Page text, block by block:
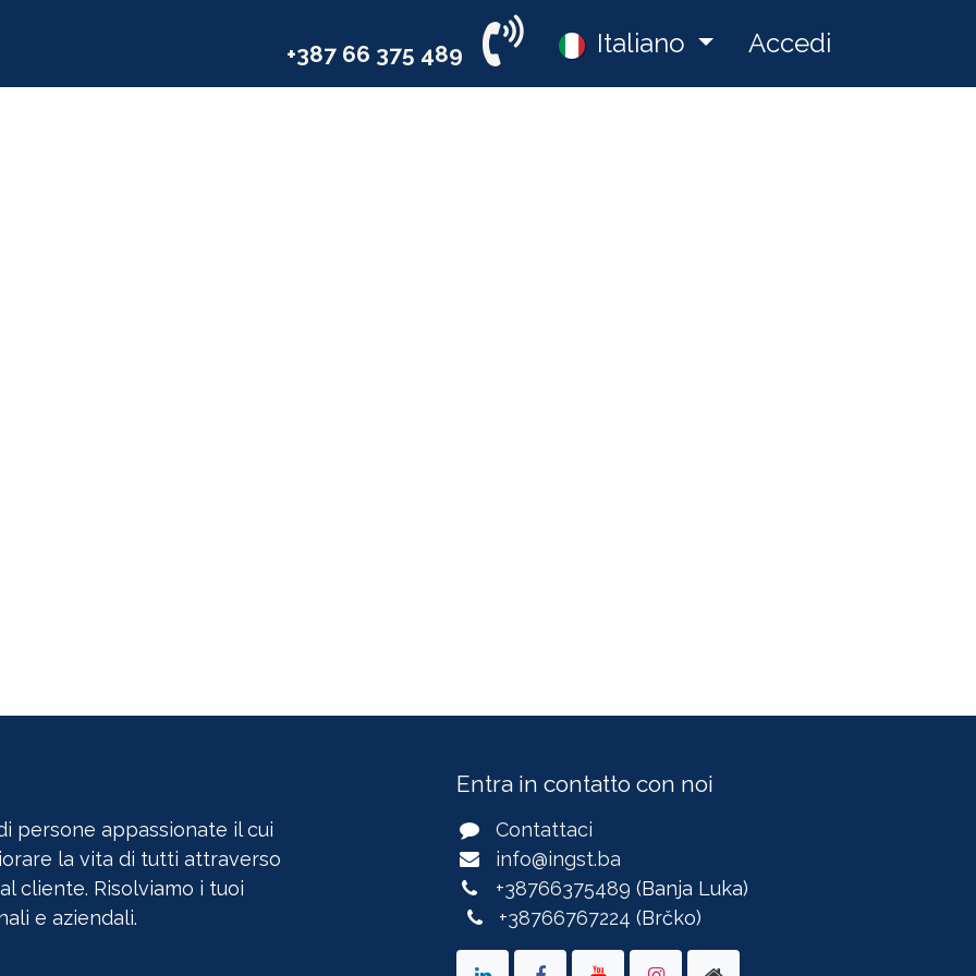
Industrie Compagnia Lavori
+387 66 375 489 Italiano Accedi
persone appassionate il cui
la vita di tutti attraverso
cliente. Risolviamo i tuoi
e aziendali.
Entra in contatto con noi
Contattaci
info@ingst.ba
+38766375489 (Banja Luka)
+38766767224 (Brčko)